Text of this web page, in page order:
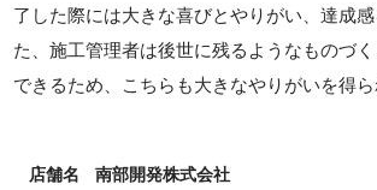
了した際には大きな喜びとやりがい、達成
た、施工管理者は後世に残るようなものづ
できるため、こちらも大きなやりがいを得ら
店舗名 南部開発株式会社